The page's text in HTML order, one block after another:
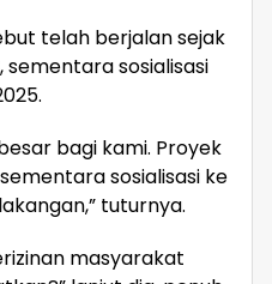
telah berjalan sejak
sementara sosialisasi
bagi kami. Proyek
sosialisasi ke
tuturnya.
masyarakat